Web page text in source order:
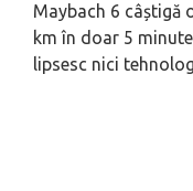
Maybach 6 câștigă
km în doar 5
lipsesc nici